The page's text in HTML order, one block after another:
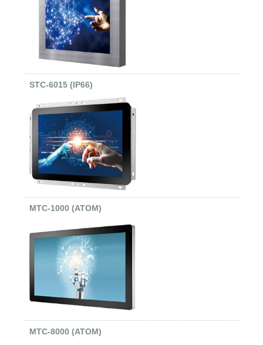
STC-6015 (IP66)
MTC-1000 (ATOM)
MTC-8000 (ATOM)